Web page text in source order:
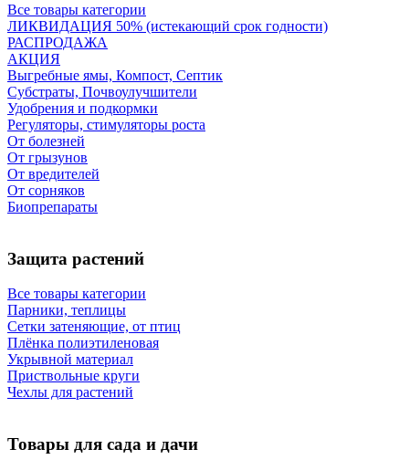
Все товары категории
ЛИКВИДАЦИЯ 50% (истекающий срок годности)
РАСПРОДАЖА
АКЦИЯ
Выгребные ямы, Компост, Септик
Субстраты, Почвоулучшители
Удобрения и подкормки
Регуляторы, стимуляторы роста
От болезней
От грызунов
От вредителей
От сорняков
Биопрепараты
Защита растений
Все товары категории
Парники, теплицы
Сетки затеняющие, от птиц
Плёнка полиэтиленовая
Укрывной материал
Приствольные круги
Чехлы для растений
Товары для сада и дачи